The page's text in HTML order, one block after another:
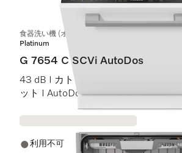
食器洗い機 (オールドア材取付専用タイプ)
Platinum
G 7654 C SCVi AutoDos
43 dB I カトラリートレイ I
ット I AutoDos I 高温洗浄・すすぎ
利用不可